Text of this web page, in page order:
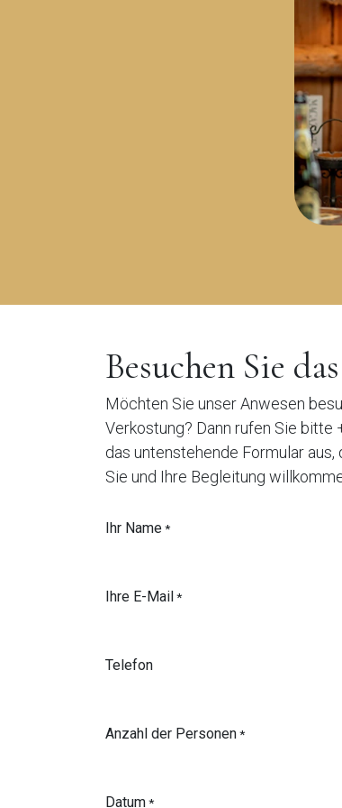
Besuchen Sie
Möchten Sie unser Anwesen
Verkostung? Dann rufen Sie bitte
das untenstehende Formular
Sie und Ihre Begleitung
Ihr Name*
Ihre E-Mail *
Telefon
Anzahl der Personen*
Datum*